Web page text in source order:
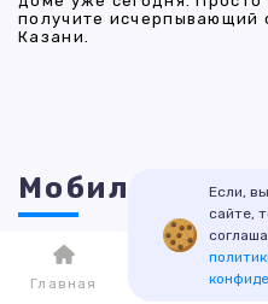
получите исчерпывающий
Казани.
МобильноеЕсли,
сайте,
Главная Каталог